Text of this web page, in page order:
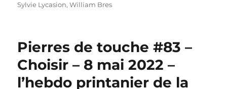
Sylvie Lycasion,William Bres
Pierres de touche #83 –
Choisir – 8 mai 2022 –
l’hebdo printanier de la